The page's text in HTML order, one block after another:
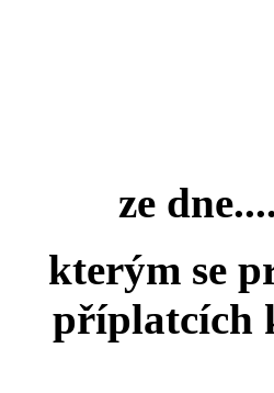
ze
kterým se
příplatcích